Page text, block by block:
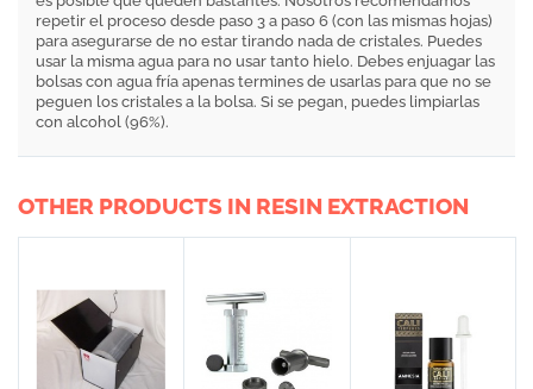
repetir el proceso desde paso 3 a paso 6 (con las mismas hojas)
para asegurarse de no estar tirando nada de cristales. Puedes
usar la misma agua para no usar tanto hielo. Debes enjuagar las
bolsas con agua fría apenas termines de usarlas para que no se
peguen los cristales a la bolsa. Si se pegan, puedes limpiarlas
con alcohol (96%).
OTHER PRODUCTS IN RESIN EXTRACTION